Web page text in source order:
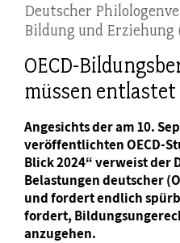
Deutscher
Bildung und Erziehung
OECD-
müssen
Angesichts der am 10.
veröffentlichten OECD-
Blick 2024“ verweist der
Belastungen deutscher
und fordert endlich
fordert,
anzugehen.